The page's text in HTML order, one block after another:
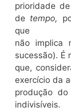
prioridade
de tempo,
que
não implica
sucessão). É
que,
exercício da
produção
indivisíveis.